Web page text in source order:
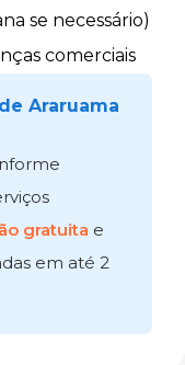
se necessário)
comerciais
Araruama
gratuita e
em até 2